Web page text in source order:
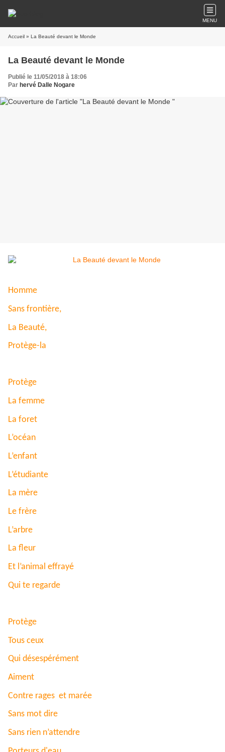
MENU
Accueil » La Beauté devant le Monde
La Beauté devant le Monde
Publié le 11/05/2018 à 18:06
Par hervé Dalle Nogare
Homme
Sans frontière,
La Beauté,
Protège-la
Protège
La femme
La foret
L’océan
L’enfant
L’étudiante
La mère
Le frère
L’arbre
La fleur
Et l’animal effrayé
Qui te regarde
Protège
Tous ceux
Qui désespérément
Aiment
Contre rages et marée
Sans mot dire
Sans rien n’attendre